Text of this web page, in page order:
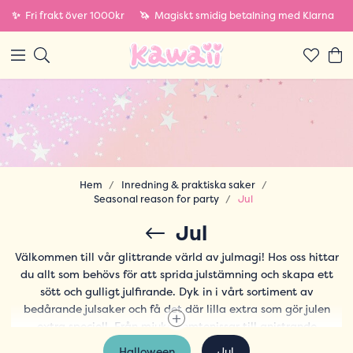
✨ Fri frakt över 1000kr 🦄 Magiskt smidig betalning med Klarna
Hem
Inredning & praktiska saker
Seasonal reason for party
Jul
Jul
Välkommen till vår glittrande värld av julmagi! Hos oss hittar
du allt som behövs för att sprida julstämning och skapa ett
sött och gulligt julfirande. Dyk in i vårt sortiment av
bedårande julsaker och få det där lilla extra som gör julen
extra speciell. Från mjuka tomtenissar till gnistrande
juldekorationer och charmiga accessoarer – vi har allt för att